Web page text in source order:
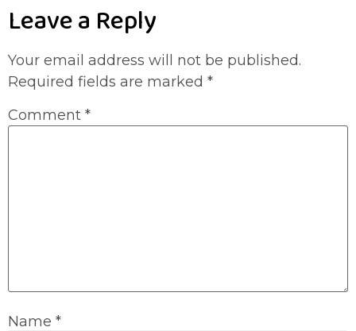
Leave a Reply
Your email address will not be published.
Required fields are marked *
Comment *
Name *